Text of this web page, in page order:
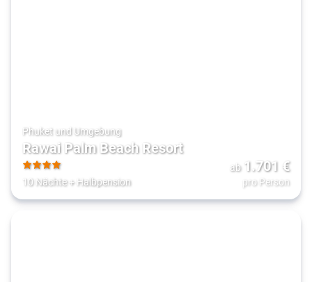
Phuket und Umgebung
Rawai Palm Beach Resort
4
10 Nächte+ Halbpension
ab 1.701 €
pro Person